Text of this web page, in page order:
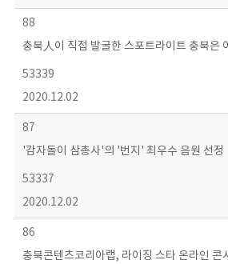
88
충북人이 직접 발굴한 스포트라이트 충북은
53339
2020.12.02
87
'감자돌이 삼총사'의 '번지' 최우수 음원 선정
53337
2020.12.02
86
충북콘텐츠코리아랩, 라이징 스타 온라인 콘